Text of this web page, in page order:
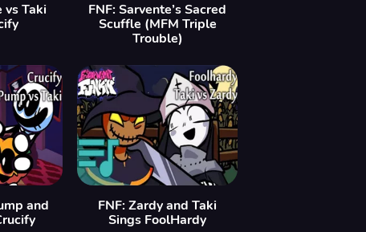
vs Taki
FNF: Sarvente’s Sacred
Scuffle (MFM Triple
Trouble)
and
FNF: Zardy and Taki
Sings FoolHardy